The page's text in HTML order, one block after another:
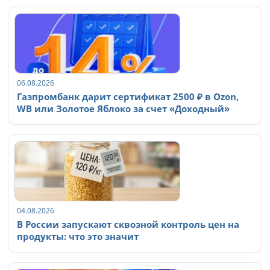
06.08.2026
Газпромбанк дарит сертификат 2500 ₽ в Ozon,
WB или Золотое Яблоко за счет «Доходный»
04.08.2026
В России запускают сквозной контроль цен на
продукты: что это значит